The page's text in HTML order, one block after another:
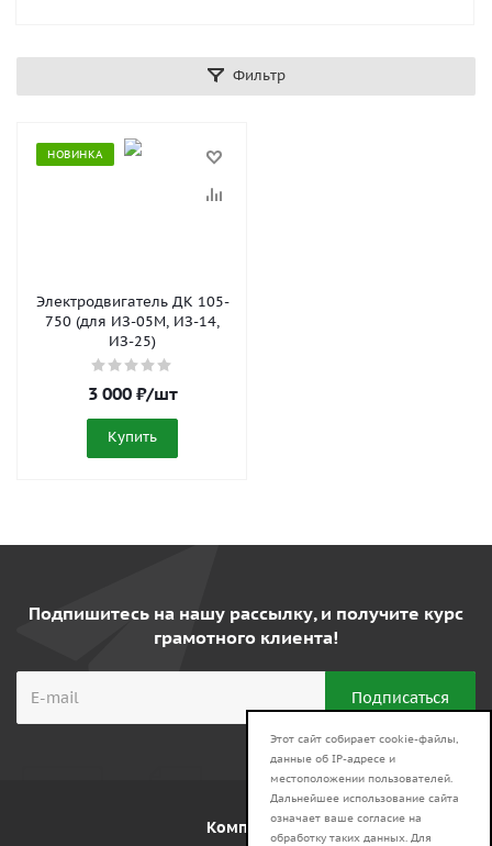
Фильтр
НОВИНКА
Электродвигатель ДК 105-
750 (для ИЗ-05М, ИЗ-14,
ИЗ-25)
3 000₽/шт
Купить
Подпишитесь на нашу рассылку, и получите курс
грамотного клиента!
Компания
Этот сайт собирает cookie-файлы,
данные об IP-адресе и
местоположении пользователей.
Дальнейшее использование сайта
означает ваше согласие на
обработку таких данных. Для